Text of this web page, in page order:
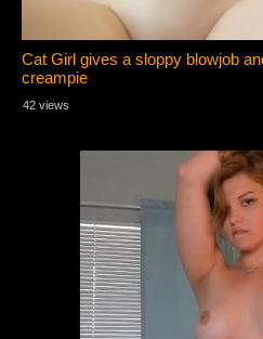
Cat Girl gives a sloppy blowjob
creampie
42 views